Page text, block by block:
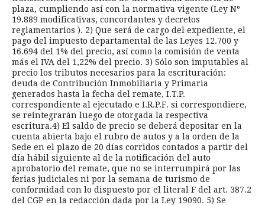
plaza, cumpliendo así con la normativa vigente (Ley Nº
19.889 modificativas, concordantes y decretos
reglamentarios ). 2) Que será de cargo del expediente, el
pago del impuesto departamental de las Leyes 12.700 y
16.694 del 1% del precio, así como la comisión de venta
más el IVA del 1,22% del precio. 3) Sólo son imputables al
precio los tributos necesarios para la escrituración:
deuda de Contribución Inmobiliaria y Primaria
generados hasta la fecha del remate, I.T.P.
correspondiente al ejecutado e I.R.P.F. si correspondiere,
se reintegrarán luego de otorgada la respectiva
escritura.4) El saldo de precio se deberá depositar en la
cuenta abierta bajo el rubro de autos y a la orden de la
Sede en el plazo de 20 días corridos contados a partir del
día hábil siguiente al de la notificación del auto
aprobatorio del remate, que no se interrumpirá por las
ferias judiciales ni por la semana de turismo de
conformidad con lo dispuesto por el literal F del art. 387.2
del CGP en la redacción dada por la Ley 19090. 5) Se